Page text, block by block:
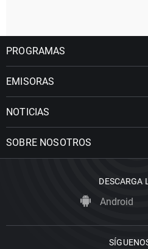
PROGRAMAS
EMISORAS
NOTICIAS
SOBRE NOSOTROS
DESCARGA
Android